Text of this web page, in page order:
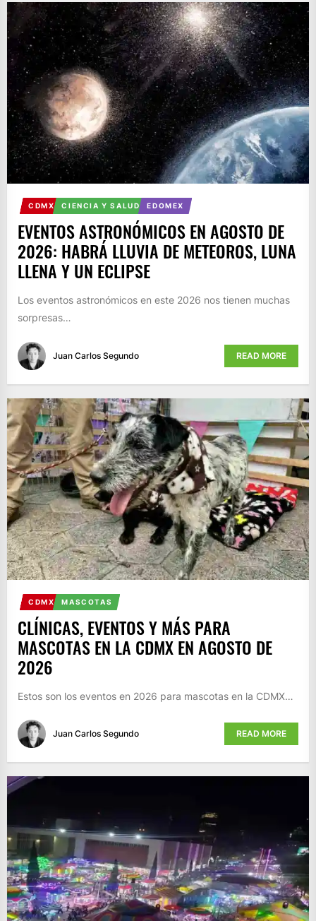
CDMX CIENCIA Y SALUD EDOMEX
EVENTOS ASTRONÓMICOS EN AGOSTO DE
2026: HABRÁ LLUVIA DE METEOROS, LUNA
LLENA Y UN ECLIPSE
Los eventos astronómicos en este 2026 nos tienen muchas
sorpresas…
Juan Carlos Segundo READ MORE
CDMX MASCOTAS
CLÍNICAS, EVENTOS Y MÁS PARA
MASCOTAS EN LA CDMX EN AGOSTO DE
2026
Estos son los eventos en 2026 para mascotas en la CDMX…
Juan Carlos Segundo READ MORE